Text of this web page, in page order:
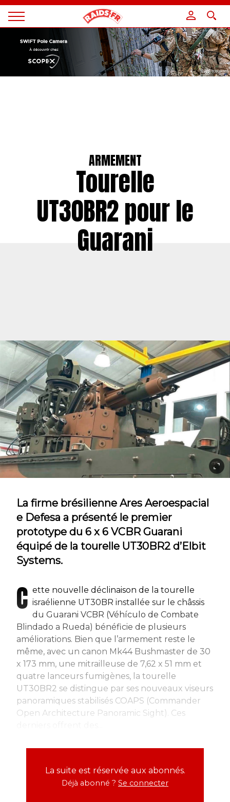
Magazine
ARMEMENT
Tourelle
UT30BR2 pour le
Guarani
La firme brésilienne Ares Aeroespacial
e Defesa a présenté le premier
prototype du 6 x 6 VCBR Guarani
équipé de la tourelle UT30BR2 d’Elbit
Systems.
C ette nouvelle déclinaison de la tourelle
israélienne UT30BR installée sur le châssis
du Guarani VCBR (Véhículo de Combate
Blindado a Rueda) bénéficie de plusieurs
améliorations. Bien que l’armement reste le
même, avec un canon Mk44 Bushmaster de 30
x 173 mm, une mitrailleuse de 7,62 x 51 mm et
quatre lanceurs fumigènes, la tourelle
UT30BR2 se distingue par ses nouveaux viseurs
panoramiques stabilisés COAPS (Commander
Open Architecture Panoramic Sight). Ces
La suite est réservée aux abonnés.
Déjà abonné ? Se connecter
Panneau de gestion des cookies